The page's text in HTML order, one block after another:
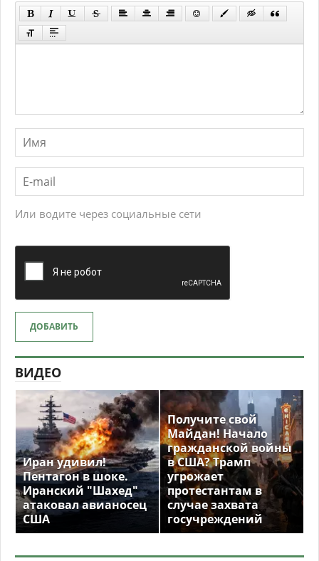
Или водите через социальные сети
ДОБАВИТЬ
ВИДЕО
Иран удивил!
Пентагон в шоке.
Иранский "Шахед"
атаковал авианосец
США
Получите свой
Майдан! Начало
гражданской войны
в США? Трамп
угрожает
протестантам в
случае захвата
госучреждений